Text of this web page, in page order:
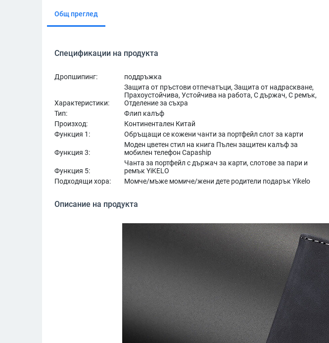
Общ преглед
Спецификации на продукта
Дропшипинг: поддръжка
Характеристики:
Защита от пръстови отпечатъци, Защита от надраскване,
Прахоустойчива, Устойчива на работа, С държач, С ремък,
Отделение за съхра
Тип:
Флип калъф
Произход:
Континентален Китай
Функция 1:
Обръщащи се кожени чанти за портфейл слот за карти
Функция 3:
Моден цветен стил на книга Пълен защитен калъф за
мобилен телефон Capaship
Функция 5:
Чанта за портфейл с държач за карти, слотове за пари и
ремък YiKELO
Подходящи хора:
Момче/мъже момиче/жени дете родители подарък Yikelo
Описание на продукта